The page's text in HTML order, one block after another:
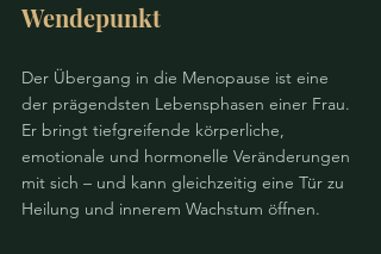
Wendepunkt
Der Übergang in die Menopause ist eine
der prägendsten Lebensphasen einer Frau.
Er bringt tiefgreifende körperliche,
emotionale und hormonelle Veränderungen
mit sich – und kann gleichzeitig eine Tür zu
Heilung und innerem Wachstum öffnen.